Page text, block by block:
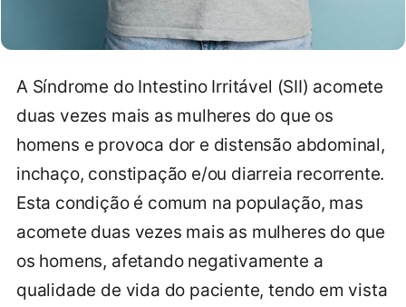
A Síndrome do Intestino Irritável (SII) acomete
duas vezes mais as mulheres do que os
homens e provoca dor e distensão abdominal,
inchaço, constipação e/ou diarreia recorrente.
Esta condição é comum na população, mas
acomete duas vezes mais as mulheres do que
os homens, afetando negativamente a
qualidade de vida do paciente, tendo em vista